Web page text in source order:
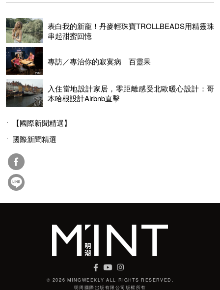
表白我的新寵！丹麥輕珠寶TROLLBEADS用精靈珠
串起甜蜜回憶
專訪／專治你的寂寞病 百靈果
入住當地設計家居，零距離感受北歐暖心設計：哥
本哈根設計Airbnb直擊
【國際新聞精選】
國際新聞精選
© 2026 MINGWEEKLY ALL RIGHTS RESERVED.
明周國際岀版有限公司版權所有